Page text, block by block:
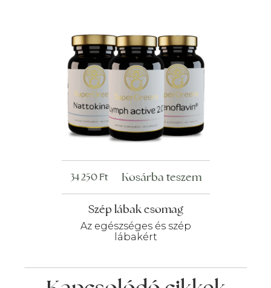
Szép lábak csomag
Az egészséges és szép
lábakért
34 250Ft Kosárba teszem